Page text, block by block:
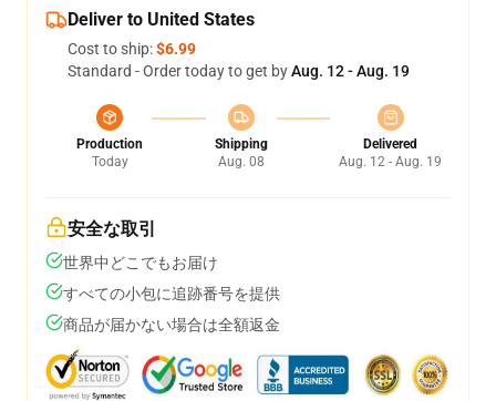
Deliver to United States
Cost to ship:$6.99
Standard - Order today to get byAug. 12 - Aug. 19
Production
Today
Shipping
Aug. 08
Delivered
Aug. 12 - Aug. 19
安全な取引
世界中どこでもお届け
すべての小包に追跡番号を提供
商品が届かない場合は全額返金